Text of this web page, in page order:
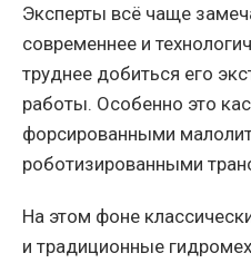
Эксперты всё чаще
современнее и
труднее добиться его
работы. Особенно это
форсированными
роботизированными
На этом фоне
и традиционные